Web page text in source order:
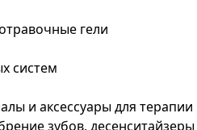
гели
систем
и аксессуары для терапии
зубов, десенситайзеры